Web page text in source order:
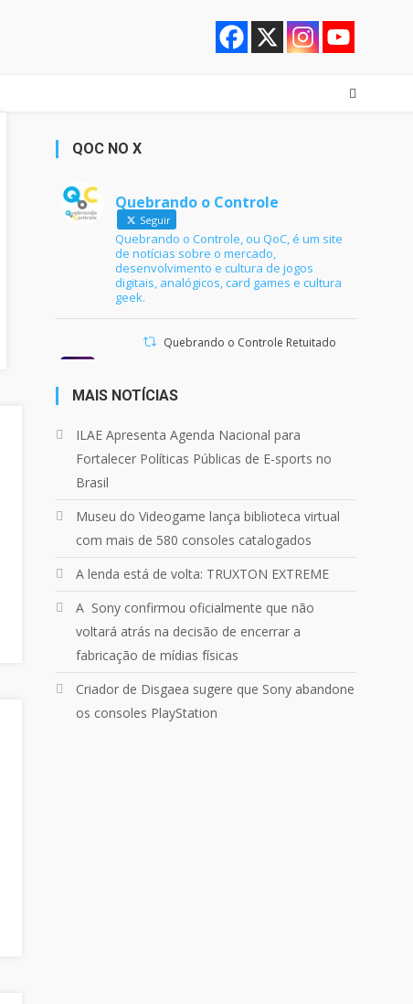
QOC NO X
Quebrando o Controle
Seguir
Quebrando o Controle, ou QoC, é um site
de notícias sobre o mercado,
desenvolvimento e cultura de jogos
digitais, analógicos, card games e cultura
geek.
Quebrando o Controle Retuitado
21 jun 2024
ontem no @Podpah
Quebrando o Controle @qocoficial
Confira em nosso site o mais
recente REVIEW de Skull & Bones.
Mais em:
1 1 Twitter
MAIS NOTÍCIAS
ILAE Apresenta Agenda Nacional para
Fortalecer Políticas Públicas de E-sports no
Brasil
Museu do Videogame lança biblioteca virtual
com mais de 580 consoles catalogados
A lenda está de volta: TRUXTON EXTREME
A Sony confirmou oficialmente que não
voltará atrás na decisão de encerrar a
fabricação de mídias físicas
Criador de Disgaea sugere que Sony abandone
os consoles PlayStation